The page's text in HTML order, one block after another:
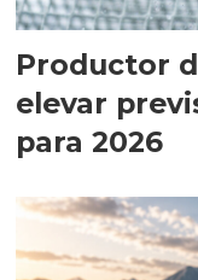
Productor
elevar
para 2026